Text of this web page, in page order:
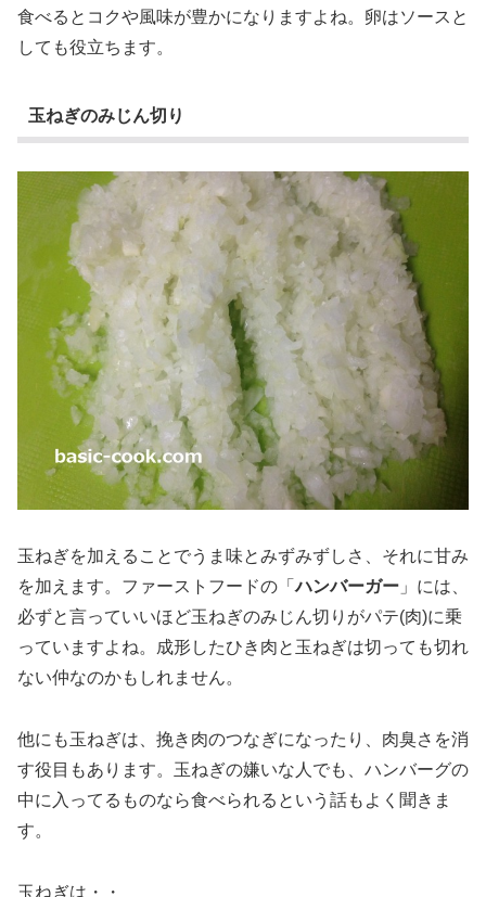
食べるとコクや風味が豊かになりますよね。卵はソースと
しても役立ちます。
玉ねぎのみじん切り
玉ねぎを加えることでうま味とみずみずしさ、それに甘み
を加えます。ファーストフードの「ハンバーガー 」には、
必ずと言っていいほど玉ねぎのみじん切りがパテ(肉)に乗
っていますよね。成形したひき肉と玉ねぎは切っても切れ
ない仲なのかもしれません。
他にも玉ねぎは、挽き肉のつなぎになったり、肉臭さを消
す役目もあります。玉ねぎの嫌いな人でも、ハンバーグの
中に入ってるものなら食べられるという話もよく聞きま
す。
玉ねぎは・・